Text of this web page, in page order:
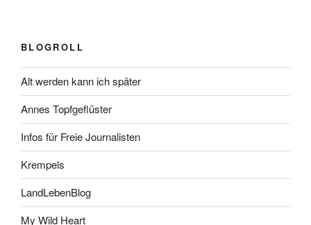
BLOGROLL
Alt werden kann ich später
Annes Topfgeflüster
Infos für Freie Journalisten
Krempels
LandLebenBlog
My Wild Heart